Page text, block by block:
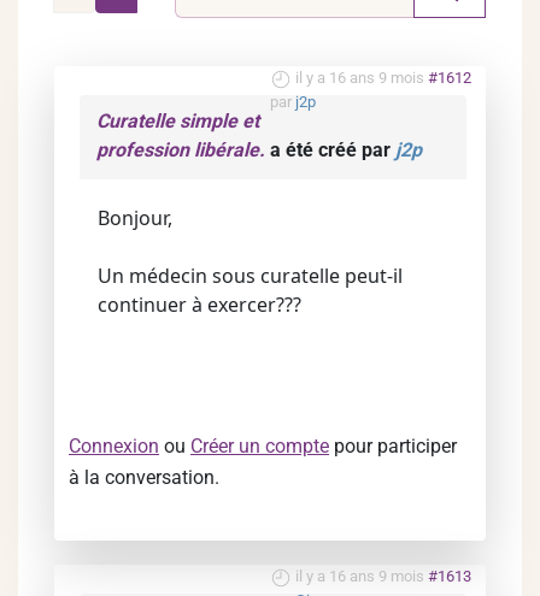
il y a 16 ans 9 mois #1612
par j2p
Curatelle simple et
profession libérale. a été créé par j2p
Bonjour,
Un médecin sous curatelle peut-il
continuer à exercer???
Connexion ou Créer un compte pour participer
à la conversation.
il y a 16 ans 9 mois #1613